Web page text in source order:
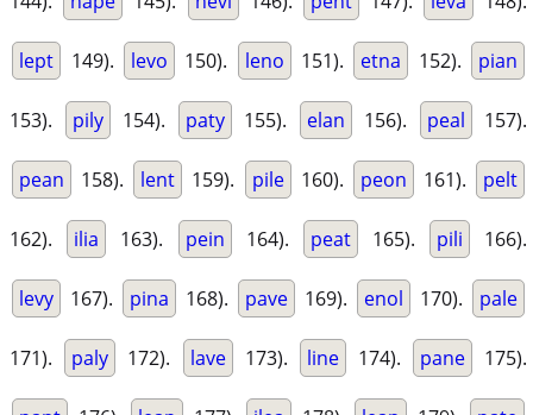
lept 149). levo 150). leno 151). etna 152). pian
153). pily 154). paty 155). elan 156). peal 157).
pean 158). lent 159). pile 160). peon 161). pelt
162). ilia 163). pein 164). peat 165). pili 166).
levy 167). pina 168). pave 169). enol 170). pale
171). paly 172). lave 173). line 174). pane 175).